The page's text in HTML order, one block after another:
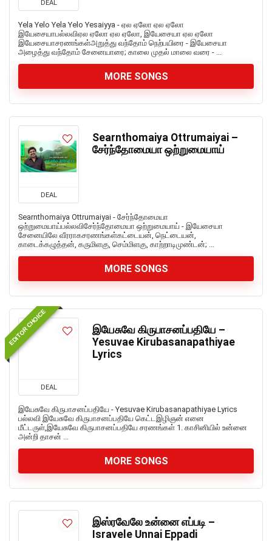
DEAL
Yela Yelo Yela Yelo Yesaiyya - ஏல ஏலோ ஏல ஏலோ
இயேசையாபல்லவிஏல ஏலோ ஏல ஏலோ, இயேசையா ஏல ஏலோ
இயேசையாசரணங்கள்அறுத்து வந்தோம் நெற்பயிரை - இயேசையா
அழைத்து வந்தோம் சேனையாரை; காலை முதல் மாலை வரை - ...
MORE SONGS
DEAL
Searnthomaiya Ottrumaiyai –
சேர்ந்தோமையா ஒற்றுமையாய்
Searnthomaiya Ottrumaiyai - சேர்ந்தோமையா
ஒற்றுமையாய்பல்லவிசேர்ந்தோமையா ஒற்றுமையாய் - இயேசையா
சேனையிலே வீரராகசரணங்கள்கட்டையன், நெட்டையன்,
காடைக்கழுத்தன், கருமிளகு, செம்மிளகு, காற்றாடிமுண்டன்; ...
MORE SONGS
EDITOR CHOICE
DEAL
இயேசுவே கிருபாசனப்பதியே –
Yesuvae Kirubasanapathiyae
Lyrics
இயேசுவே கிருபாசனப்பதியே - Yesuvae Kirubasanapathiyae Lyrics
பல்லவி இயேசுவே கிருபாசனப்பதியே கெட்டஇழிஞன் எனை
மீட்டருள்,இயேசுவே கிருபாசனப்பதியே சரணங்கள் 1. காசினியில் உன்னை
அன்றி தாசன் ...
MORE SONGS
இஸ்ரவேலே உன்னை எப்படி –
Isravele Unnai Eppadi